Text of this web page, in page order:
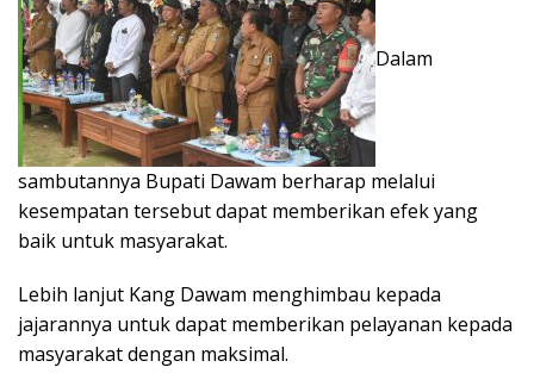
Dalam
sambutannya Bupati Dawam berharap melalui
kesempatan tersebut dapat memberikan efek yang
baik untuk masyarakat.
Lebih lanjut Kang Dawam menghimbau kepada
jajarannya untuk dapat memberikan pelayanan kepada
masyarakat dengan maksimal.